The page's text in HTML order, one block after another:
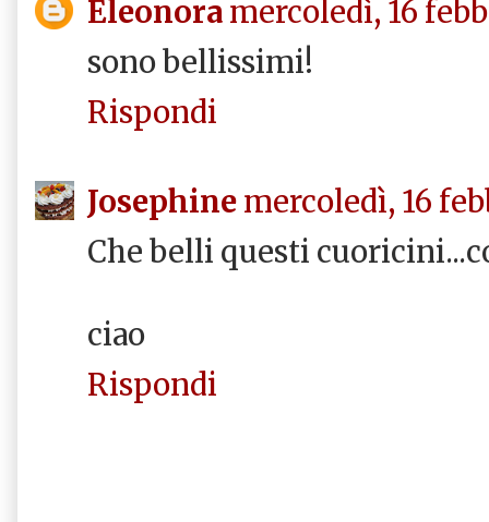
Eleonora mercoledì, 16
sono bellissimi!
Rispondi
Josephine mercoledì, 16
Che belli questi
ciao
Rispondi